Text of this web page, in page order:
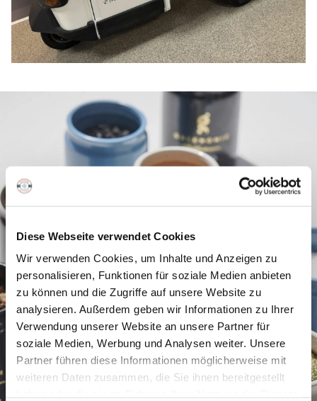
Diese Webseite verwendet Cookies
Wir verwenden Cookies, um Inhalte und Anzeigen zu
personalisieren, Funktionen für soziale Medien anbieten
zu können und die Zugriffe auf unsere Website zu
analysieren. Außerdem geben wir Informationen zu Ihrer
Verwendung unserer Website an unsere Partner für
soziale Medien, Werbung und Analysen weiter. Unsere
Partner führen diese Informationen möglicherweise mit
weiteren Daten zusammen, die Sie ihnen bereitgestellt